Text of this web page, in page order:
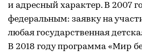
и адресный характер. В 2007
федеральным: заявку на
любая государственная
В 2018 году программа «Мир